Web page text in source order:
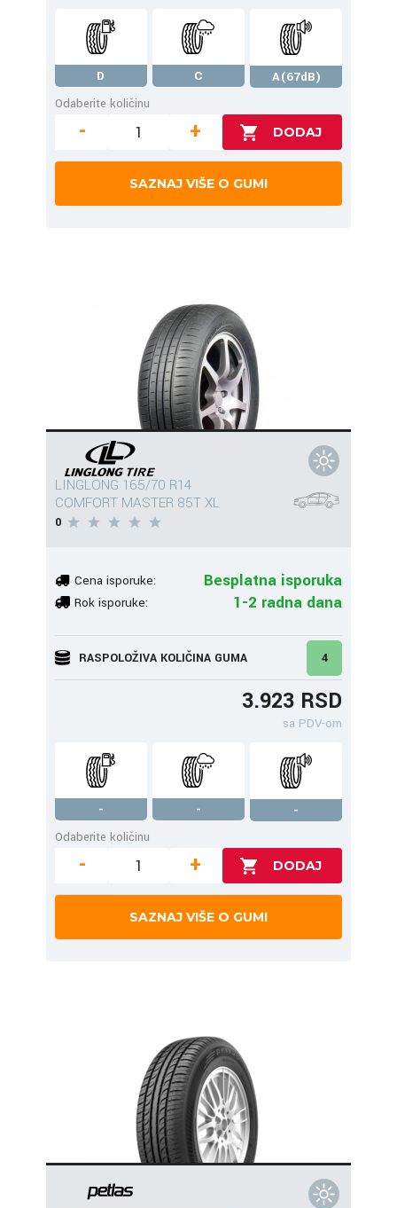
D C
A(67dB)
Odaberite količinu
- +
SAZNAJ VIŠE O GUMI
LINGLONG 165/70 R14
COMFORT MASTER 85T XL
0
Cena isporuke: Besplatna isporuka
Rok isporuke: 1-2 radna dana
RASPOLOŽIVA KOLIČINA GUMA 4
3.923 RSD
sa PDV-om
- -
-
Odaberite količinu
- +
SAZNAJ VIŠE O GUMI